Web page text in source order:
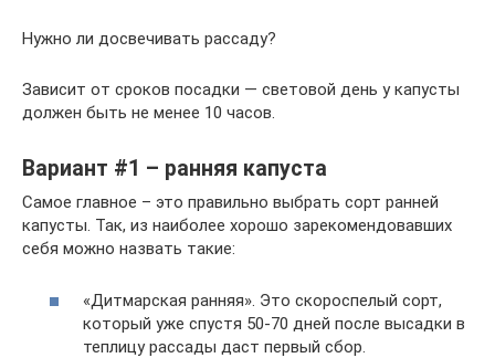
Нужно ли досвечивать рассаду?
Зависит от сроков посадки — световой день у капусты
должен быть не менее 10 часов.
Вариант #1 – ранняя капуста
Самое главное – это правильно выбрать сорт ранней
капусты. Так, из наиболее хорошо зарекомендовавших
себя можно назвать такие:
«Дитмарская ранняя». Это скороспелый сорт,
который уже спустя 50-70 дней после высадки в
теплицу рассады даст первый сбор.